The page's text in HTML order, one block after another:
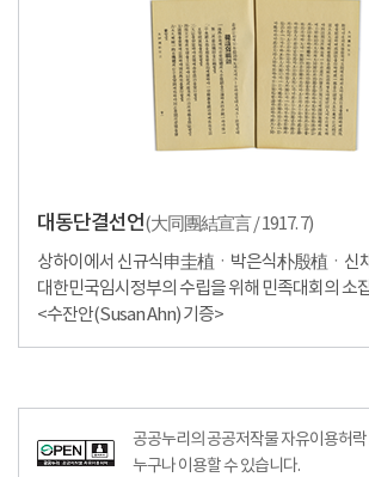
대동단결선언(大同團結宣言 / 1917. 7)
상하이에서 신규식申圭植ㆍ박은식朴殷植ㆍ신
대한민국임시정부의 수립을 위해 민족대회의 소
<수잔안(Susan Ahn) 기증>
공공누리의 공공저작물 자유이용허
누구나 이용할 수 있습니다.